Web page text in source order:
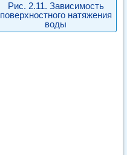
Рис. 2.11. Зависимость
поверхностного натяжения
воды